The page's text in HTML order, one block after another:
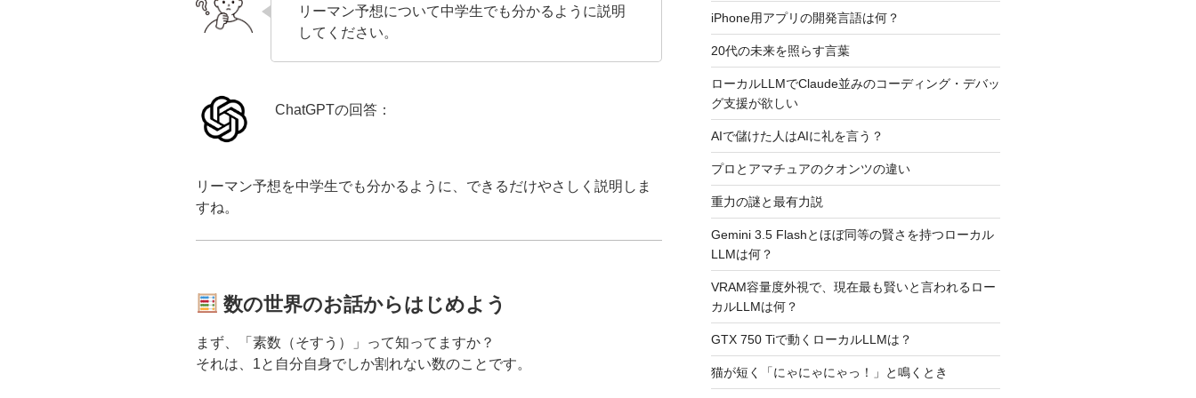
リーマン予想について中学生でも分かるように説明
してください。
ChatGPTの回答：
リーマン予想を中学生でも分かるように、できるだけやさしく説明しま
すね。
数の世界のお話からはじめよう
まず、「素数（そすう）」って知ってますか？
それは、1と自分自身でしか割れない数のことです。
iPhone用アプリの開発言語は何？
20代の未来を照らす言葉
ローカルLLMでClaude並みのコーディング・デバッ
グ支援が欲しい
AIで儲けた人はAIに礼を言う？
プロとアマチュアのクオンツの違い
重力の謎と最有力説
Gemini 3.5 Flashとほぼ同等の賢さを持つローカル
LLMは何？
VRAM容量度外視で、現在最も賢いと言われるロー
カルLLMは何？
GTX 750 Tiで動くローカルLLMは？
猫が短く「にゃにゃにゃっ！」と鳴くとき